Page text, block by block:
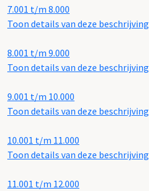
7.001 t/m 8.000
Toon details van deze beschrijving
8.001 t/m 9.000
Toon details van deze beschrijving
9.001 t/m 10.000
Toon details van deze beschrijving
10.001 t/m 11.000
Toon details van deze beschrijving
11.001 t/m 12.000